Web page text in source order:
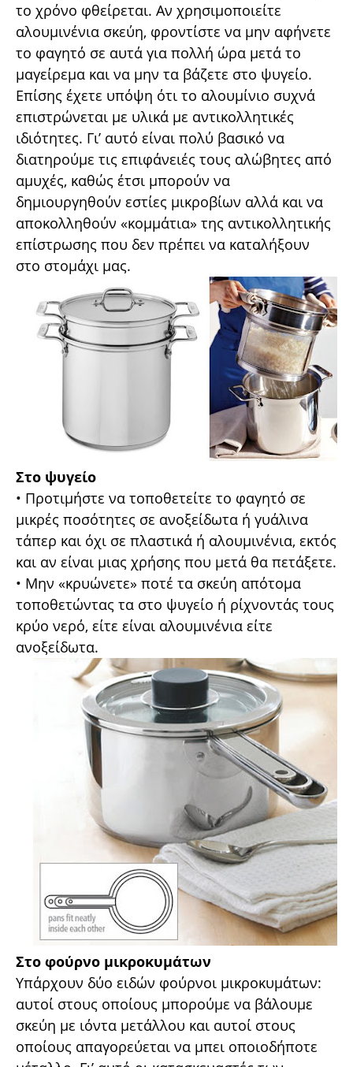
το χρόνο φθείρεται. Αν χρησιµοποιείτε
αλουµινένια σκεύη, φροντίστε να µην αφήνετε
το φαγητό σε αυτά για πολλή ώρα µετά το
µαγείρεµα και να µην τα βάζετε στο ψυγείο.
Επίσης έχετε υπόψη ότι το αλουµίνιο συχνά
επιστρώνεται µε υλικά µε αντικολλητικές
ιδιότητες. Γι’ αυτό είναι πολύ βασικό να
διατηρούµε τις επιφάνειές τους αλώβητες από
αµυχές, καθώς έτσι µπορούν να
δηµιουργηθούν εστίες µικροβίων αλλά και να
αποκολληθούν «κοµµάτια» της αντικολλητικής
επίστρωσης που δεν πρέπει να καταλήξουν
στο στοµάχι µας.
Στο ψυγείο
• Προτιµήστε να τοποθετείτε το φαγητό σε
µικρές ποσότητες σε ανοξείδωτα ή γυάλινα
τάπερ και όχι σε πλαστικά ή αλουµινένια, εκτός
και αν είναι µιας χρήσης που µετά θα πετάξετε.
• Μην «κρυώνετε» ποτέ τα σκεύη απότοµα
τοποθετώντας τα στο ψυγείο ή ρίχνοντάς τους
κρύο νερό, είτε είναι αλουµινένια είτε
ανοξείδωτα.
Στο φούρνο µικροκυµάτων
Υπάρχουν δύο ειδών φούρνοι µικροκυµάτων:
αυτοί στους οποίους µπορούµε να βάλουµε
σκεύη µε ιόντα µετάλλου και αυτοί στους
οποίους απαγορεύεται να µπει οποιοδήποτε